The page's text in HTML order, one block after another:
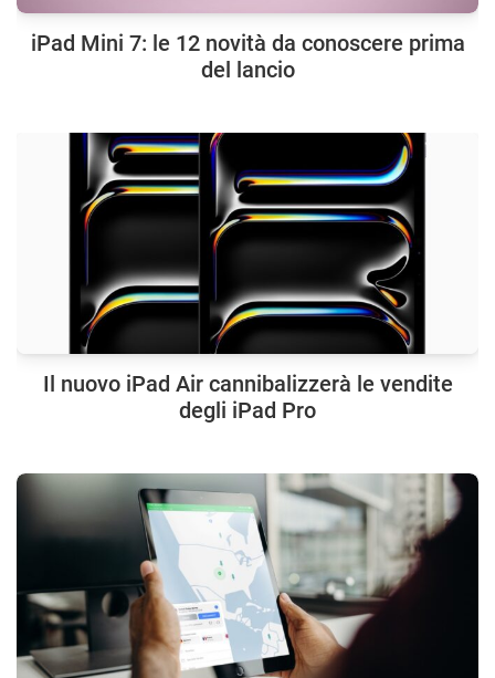
iPad Mini 7: le 12 novità da conoscere prima
del lancio
Il nuovo iPad Air cannibalizzerà le vendite
degli iPad Pro